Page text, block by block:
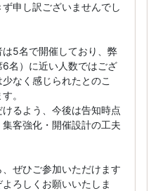
申し訳ございませんでし
5名で開催しており、弊
名）に近い人数ではござ
なく感じられたとのこ
。
るよう、今後は告知時点
客強化・開催設計の工夫
ぜひご参加いただけます
ろしくお願いいたしま